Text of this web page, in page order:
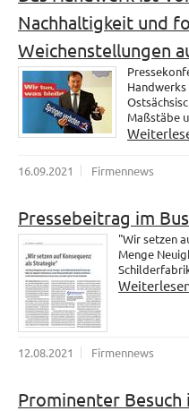
Nachhaltigkeit und
Weichenstellungen
Maßstäbe
16.09.2021 Firmennews
Pressebeitrag im
"Wir setzen
Menge
12.08.2021 Firmennews
Prominenter Besuch